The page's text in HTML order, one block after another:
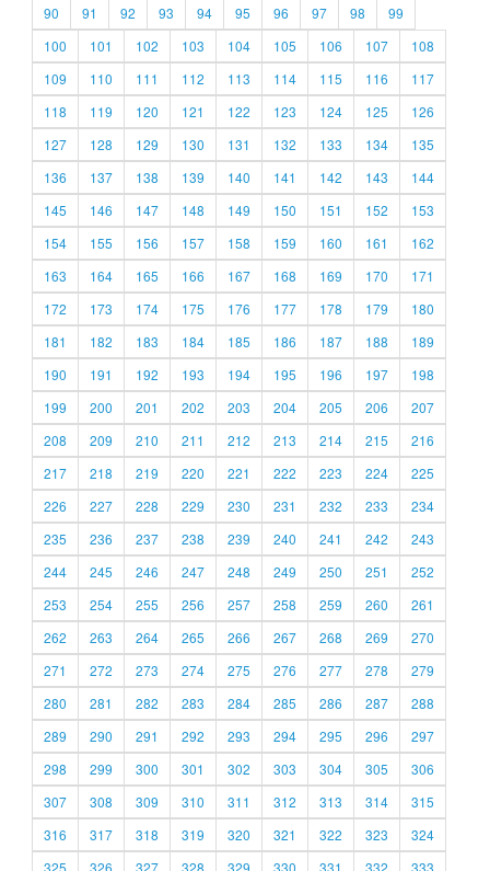
90
91 92 93 94 95 96 97 98
99
100
101 102 103 104 105 106 107
108
109
110 111 112 113 114 115 116
117
118
119 120 121 122 123 124 125
126
127
128 129 130 131 132 133 134
135
136
137 138 139 140 141 142 143
144
145
146 147 148 149 150 151 152
153
154
155 156 157 158 159 160 161
162
163
164 165 166 167 168 169 170
171
172
173 174 175 176 177 178 179
180
181
182 183 184 185 186 187 188
189
190
191 192 193 194 195 196 197
198
199
200 201 202 203 204 205 206
207
208
209 210 211 212 213 214 215
216
217
218 219 220 221 222 223 224
225
226
227 228 229 230 231 232 233
234
235
236 237 238 239 240 241 242
243
244
245 246 247 248 249 250 251
252
253
254 255 256 257 258 259 260
261
262
263 264 265 266 267 268 269
270
271
272 273 274 275 276 277 278
279
280
281 282 283 284 285 286 287
288
289
290 291 292 293 294 295 296
297
298
299 300 301 302 303 304 305
306
307
308 309 310 311 312 313 314
315
316
317 318 319 320 321 322 323
324
325
326 327 328 329 330 331 332 333